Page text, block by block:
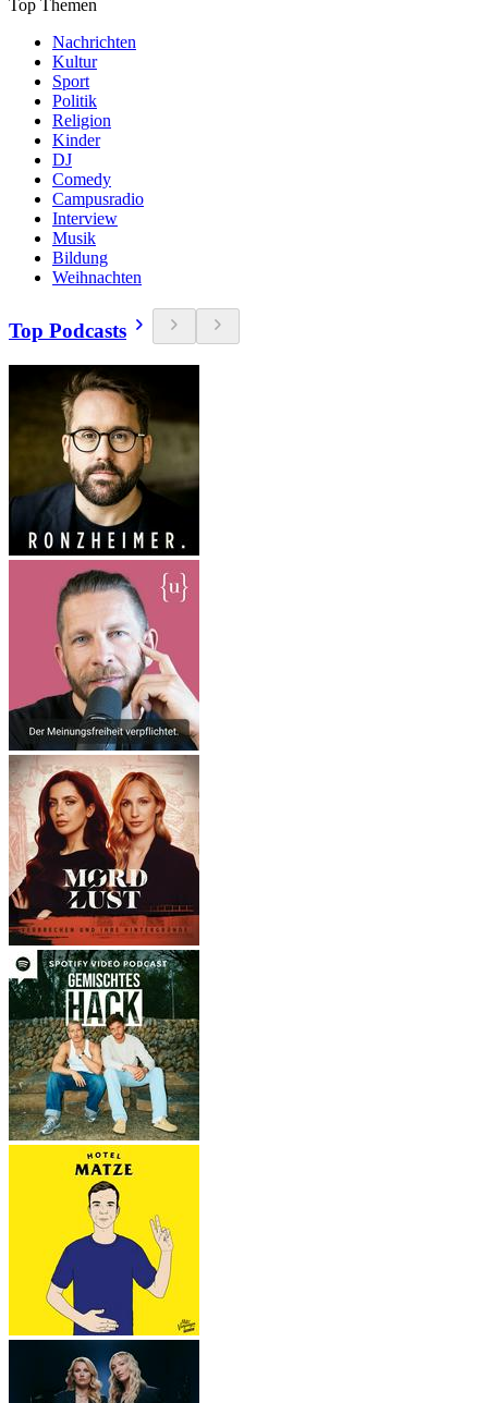
Top Themen
Nachrichten
Kultur
Sport
Politik
Religion
Kinder
DJ
Comedy
Campusradio
Interview
Musik
Bildung
Weihnachten
Top Podcasts